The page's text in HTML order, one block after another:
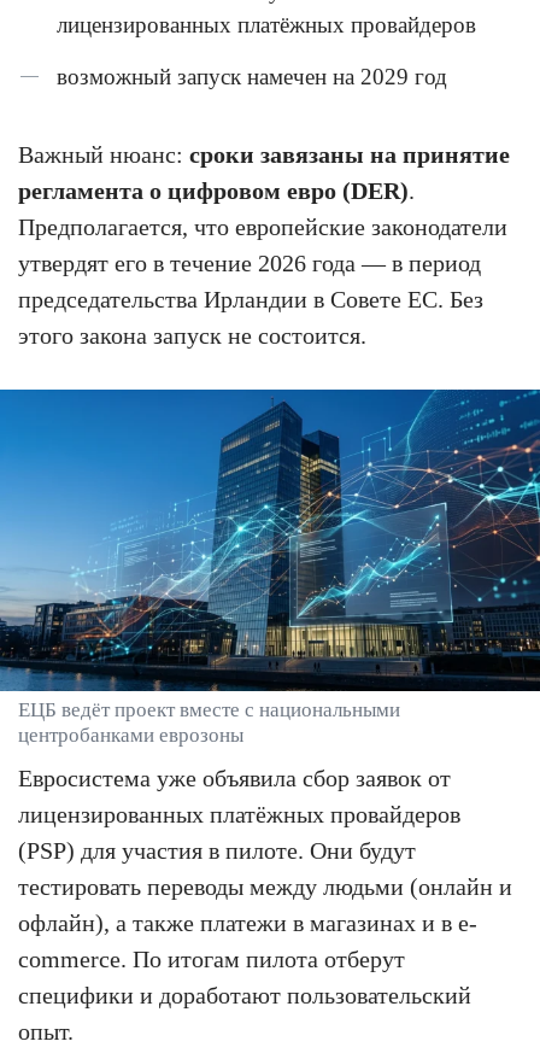
лицензированных платёжных провайдеров
возможный запуск намечен на 2029 год
Важный нюанс: сроки завязаны на принятие
регламента о цифровом евро (DER).
Предполагается, что европейские законодатели
утвердят его в течение 2026 года — в период
председательства Ирландии в Совете ЕС. Без
этого закона запуск не состоится.
ЕЦБ ведёт проект вместе с национальными
центробанками еврозоны
Евросистема уже объявила сбор заявок от
лицензированных платёжных провайдеров
(PSP) для участия в пилоте. Они будут
тестировать переводы между людьми (онлайн и
офлайн), а также платежи в магазинах и в e-
commerce. По итогам пилота отберут
специфики и доработают пользовательский
опыт.